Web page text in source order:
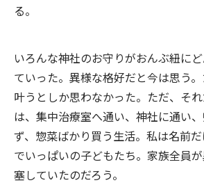
る。
いろんな神社のお守りがおんぶ紐に
ていった。異様な格好だと今は思う
叶うとしか思わなかった。ただ、そ
は、集中治療室へ通い、神社に通い
ず、惣菜ばかり買う生活。私は名前
でいっぱいの子どもたち。家族全員
塞していたのだろう。